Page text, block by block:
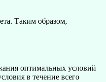
Таким образом,
оптимальных условий
в течение всего